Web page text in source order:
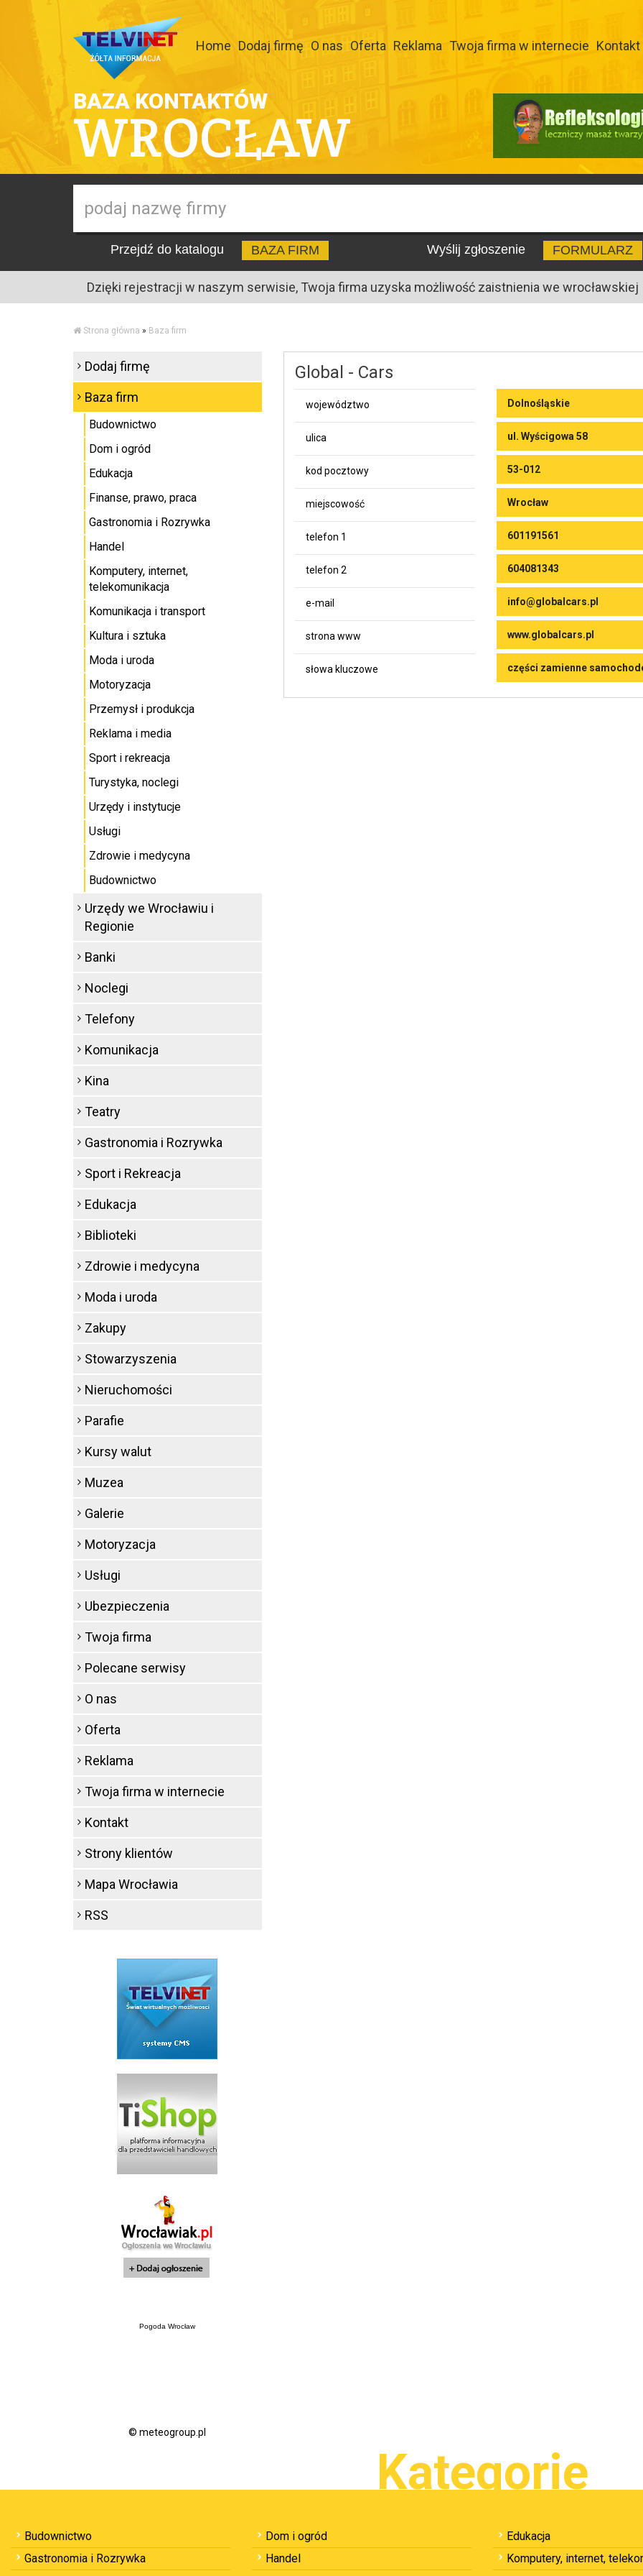
Home Dodaj firmę O nas Oferta Reklama Twoja firma w internecie Kontakt
BAZA KONTAKTÓW
WROCŁAW
Przejdź do katalogu BAZA FIRM Wyślij zgłoszenie FORMULARZ
Dzięki rejestracji w naszym serwisie, Twoja firma uzyska możliwość zaistnienia we wrocławskiej
Strona główna » Baza firm
Global - Cars
województwo Dolnośląskie
ulica ul. Wyścigowa 58
kod pocztowy 53-012
miejscowość Wrocław
telefon 1 601191561
telefon 2 604081343
e-mail info@globalcars.pl
strona www www.globalcars.pl
słowa kluczowe części zamienne
Dodaj firmę
Baza firm
Budownictwo
Dom i ogród
Edukacja
Finanse, prawo, praca
Gastronomia i Rozrywka
Handel
Komputery, internet,
telekomunikacja
Komunikacja i transport
Kultura i sztuka
Moda i uroda
Motoryzacja
Przemysł i produkcja
Reklama i media
Sport i rekreacja
Turystyka, noclegi
Urzędy i instytucje
Usługi
Zdrowie i medycyna
Budownictwo
Urzędy we Wrocławiu i
Regionie
Banki
Noclegi
Telefony
Komunikacja
Kina
Teatry
Gastronomia i Rozrywka
Sport i Rekreacja
Edukacja
Biblioteki
Zdrowie i medycyna
Moda i uroda
Zakupy
Stowarzyszenia
Nieruchomości
Parafie
Kursy walut
Muzea
Galerie
Motoryzacja
Usługi
Ubezpieczenia
Twoja firma
Polecane serwisy
O nas
Oferta
Reklama
Twoja firma w internecie
Kontakt
Strony klientów
Mapa Wrocławia
RSS
Pogoda Wrocław
© meteogroup.pl
Kategorie
Budownictwo Dom i ogród
Edukacja
Gastronomia i Rozrywka
Handel
Komputery, internet,